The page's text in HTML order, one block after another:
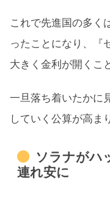
これで先進国の多く
ったことになり、『
大きく金利が開くこ
一旦落ち着いたかに
していく公算が高ま
ソラナがハ
連れ安に